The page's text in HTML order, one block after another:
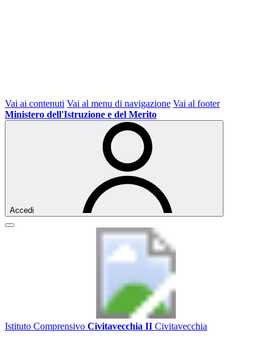
Vai ai contenuti Vai al menu di navigazione Vai al footer
Ministero dell'Istruzione e del Merito
Accedi
Istituto Comprensivo Civitavecchia II Civitavecchia